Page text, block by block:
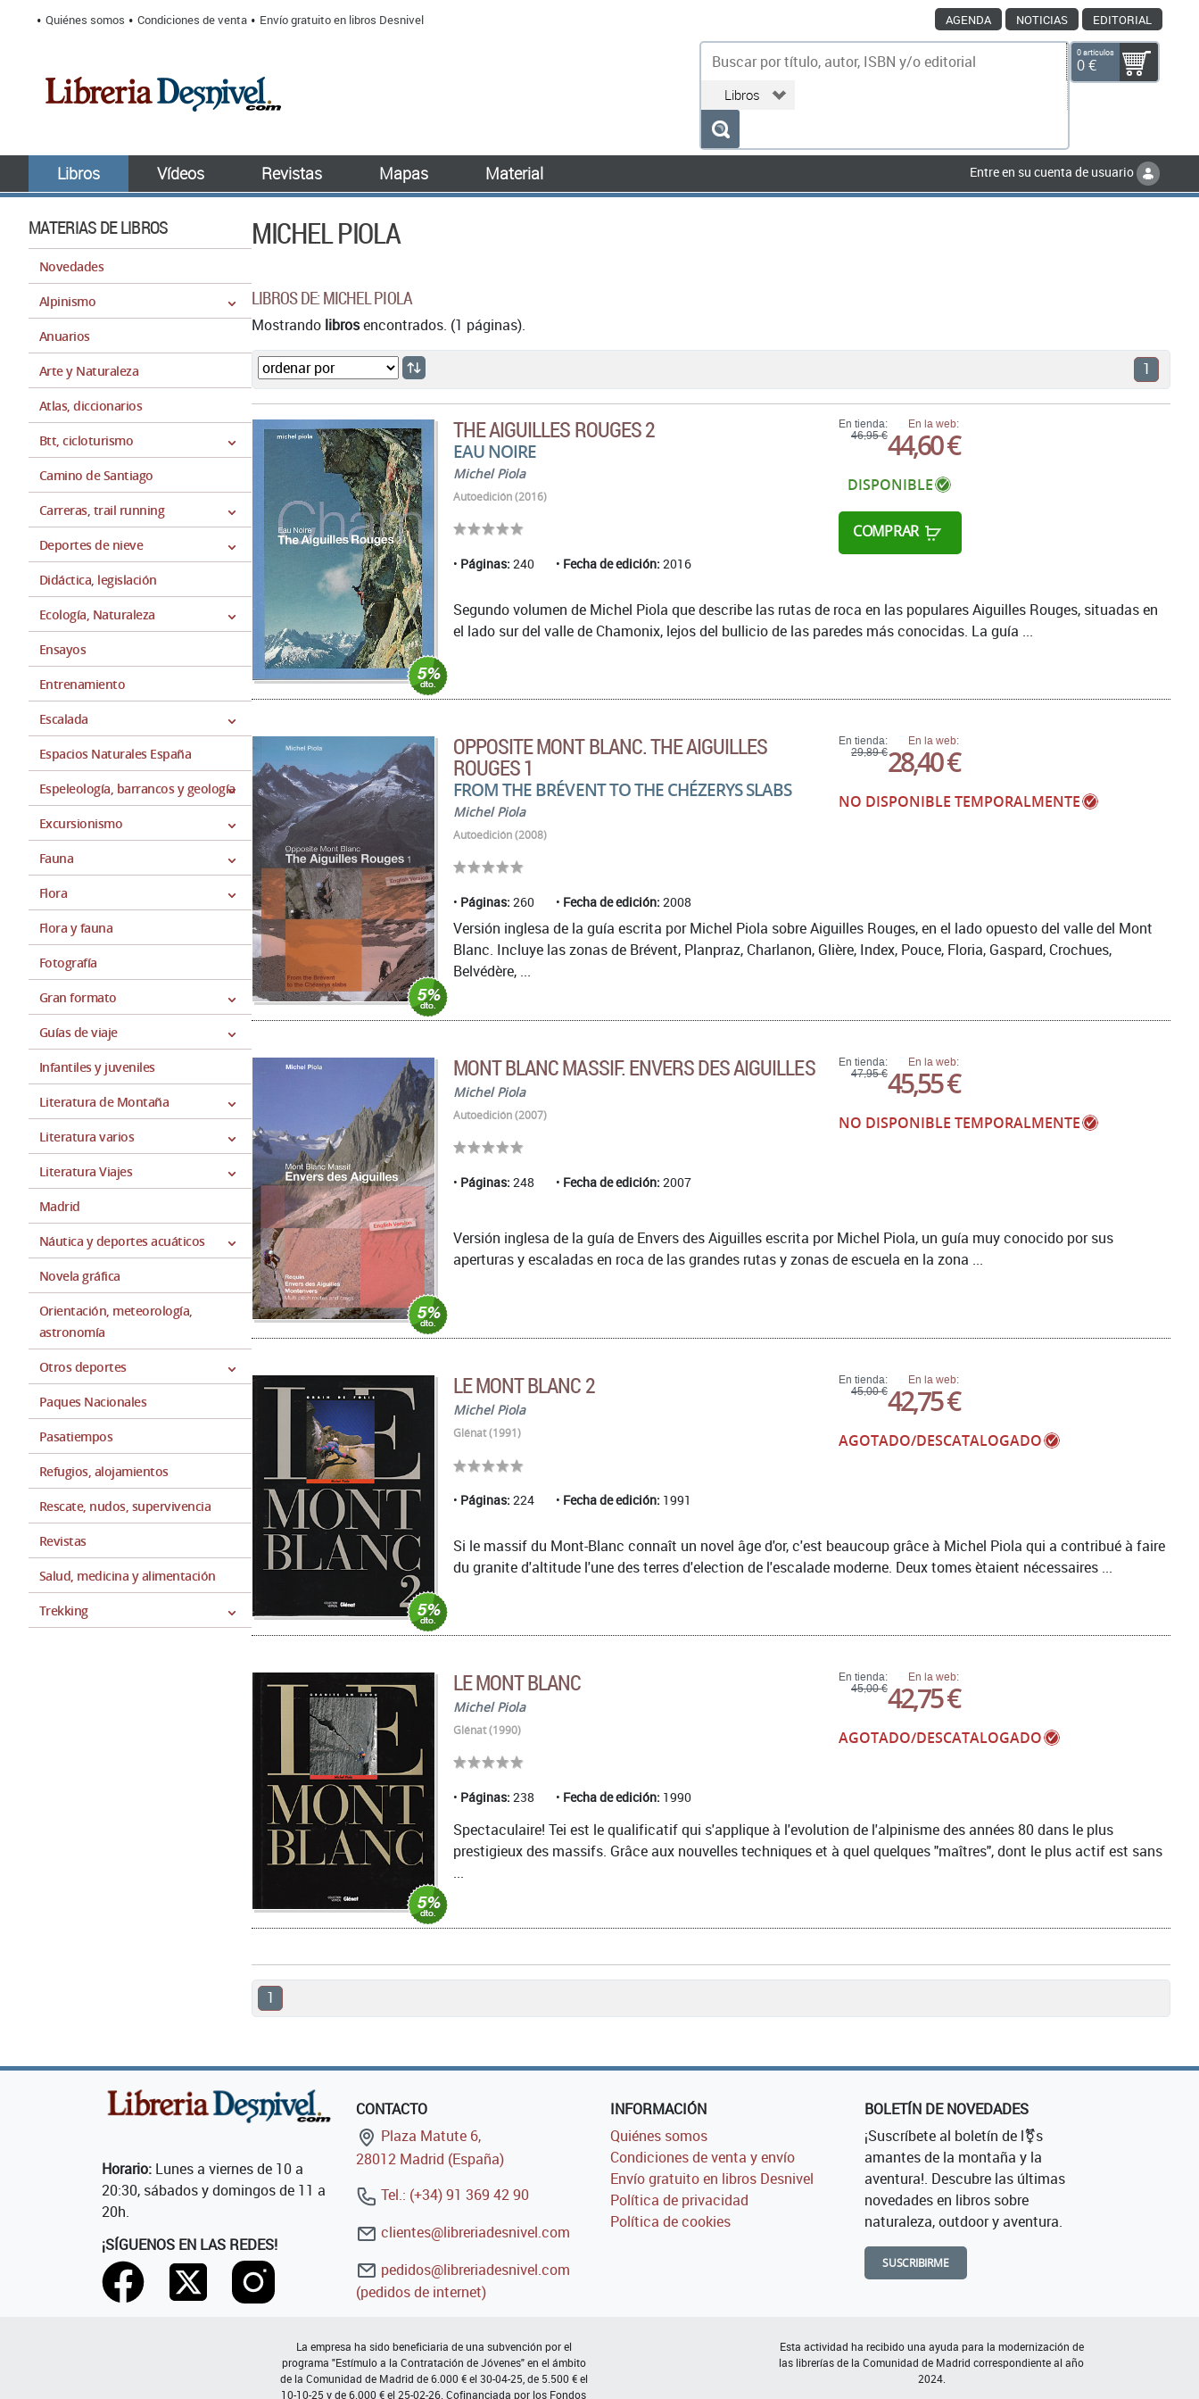
Quiénes somos Condiciones de venta Envío gratuito en libros Desnivel AGENDA NOTICIAS EDITORIAL
0 artículos
0 €
Libros Vídeos Revistas Mapas Material Entre en su cuenta de usuario
MATERIAS DE LIBROS
Novedades
Alpinismo
Anuarios
Arte y Naturaleza
Atlas, diccionarios
Btt, cicloturismo
Camino de Santiago
Carreras, trail running
Deportes de nieve
Didáctica, legislación
Ecología, Naturaleza
Ensayos
Entrenamiento
Escalada
Espacios Naturales España
Espeleología, barrancos y geología
Excursionismo
Fauna
Flora
Flora y fauna
Fotografía
Gran formato
Guías de viaje
Infantiles y juveniles
Literatura de Montaña
Literatura varios
Literatura Viajes
Madrid
Náutica y deportes acuáticos
Novela gráfica
Orientación, meteorología,
astronomía
Otros deportes
Paques Nacionales
Pasatiempos
Refugios, alojamientos
Rescate, nudos, supervivencia
Revistas
Salud, medicina y alimentación
Trekking
MICHEL PIOLA
LIBROS DE: MICHEL PIOLA
Mostrando librosencontrados. (1 páginas).
1
THE AIGUILLES ROUGES 2
EAU NOIRE
Michel Piola
Autoedición (2016)
Páginas: 240 Fecha de edición: 2016
En tienda:
46,95 €
En la web:
44,60 €
DISPONIBLE
COMPRAR
Segundo volumen de Michel Piola que describe las rutas de roca en las populares Aiguilles Rouges, situadas en
el lado sur del valle de Chamonix, lejos del bullicio de las paredes más conocidas. La guía ...
OPPOSITE MONT BLANC. THE AIGUILLES
ROUGES 1
FROM THE BRÉVENT TO THE CHÉZERYS SLABS
Michel Piola
Autoedición (2008)
Páginas: 260 Fecha de edición: 2008
En tienda:
29,89 €
En la web:
28,40 €
NO DISPONIBLE TEMPORALMENTE
Versión inglesa de la guía escrita por Michel Piola sobre Aiguilles Rouges, en el lado opuesto del valle del Mont
Blanc. Incluye las zonas de Brévent, Planpraz, Charlanon, Glière, Index, Pouce, Floria, Gaspard, Crochues,
Belvédère, ...
MONT BLANC MASSIF. ENVERS DES AIGUILLES
Michel Piola
Autoedición (2007)
Páginas: 248 Fecha de edición: 2007
En tienda:
47,95 €
En la web:
45,55 €
NO DISPONIBLE TEMPORALMENTE
Versión inglesa de la guía de Envers des Aiguilles escrita por Michel Piola, un guía muy conocido por sus
aperturas y escaladas en roca de las grandes rutas y zonas de escuela en la zona ...
LE MONT BLANC 2
Michel Piola
Glénat (1991)
Páginas: 224 Fecha de edición: 1991
En tienda:
45,00 €
En la web:
42,75 €
AGOTADO/DESCATALOGADO
Si le massif du Mont-Blanc connaît un novel âge d'or, c'est beaucoup grâce à Michel Piola qui a contribué à faire
du granite d'altitude l'une des terres d'election de l'escalade moderne. Deux tomes ètaient nécessaires ...
LE MONT BLANC
Michel Piola
Glénat (1990)
Páginas: 238 Fecha de edición: 1990
En tienda:
45,00 €
En la web:
42,75 €
AGOTADO/DESCATALOGADO
Spectaculaire! Tei est le qualificatif qui s'applique à l'evolution de l'alpinisme des années 80 dans le plus
prestigieux des massifs. Grâce aux nouvelles techniques et à quel quelques "maîtres", dont le plus actif est sans
...
1
Horario: Lunes a viernes de 10 a
20:30, sábados y domingos de 11 a
20h.
¡SÍGUENOS EN LAS REDES!
CONTACTO
Plaza Matute 6,
28012 Madrid (España)
Tel.: (+34) 91 369 42 90
clientes@libreriadesnivel.com
pedidos@libreriadesnivel.com
(pedidos de internet)
INFORMACIÓN
Quiénes somos
Condiciones de venta y envío
Envío gratuito en libros Desnivel
Política de privacidad
Política de cookies
BOLETÍN DE NOVEDADES
¡Suscríbete al boletín de l⚧s
amantes de la montaña y la
aventura!. Descubre las últimas
novedades en libros sobre
naturaleza, outdoor y aventura.
SUSCRIBIRME
La empresa ha sido beneficiaria de una subvención por el
programa "Estímulo a la Contratación de Jóvenes" en el ámbito
de la Comunidad de Madrid de 6.000 € el 30-04-25, de 5.500 € el
10-10-25 y de 6.000 € el 25-02-26. Cofinanciada por los Fondos
Esta actividad ha recibido una ayuda para la modernización de
las librerías de la Comunidad de Madrid correspondiente al año
2024.